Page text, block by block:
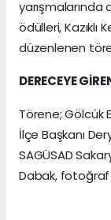
ödülleri, Kazıklı
düzenlenen
DERECEYE
Törene; Gölcük
İlçe Başkanı
SAGÜSAD
Dabak, fotoğraf